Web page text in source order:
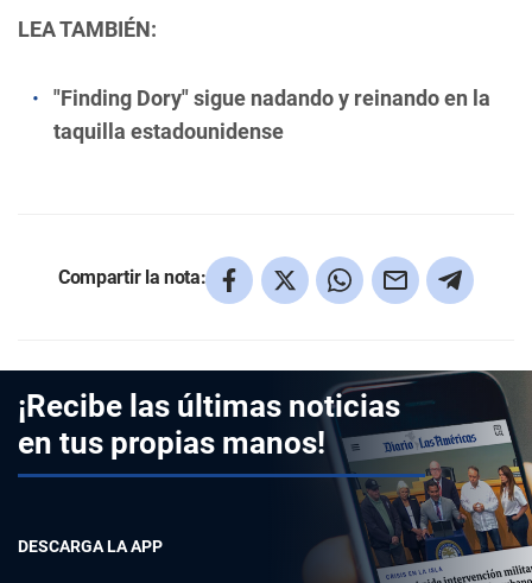
LEA TAMBIÉN:
"Finding Dory" sigue nadando y reinando en la
taquilla estadounidense
Compartir la nota:
¡Recibe las últimas noticias
en tus propias manos!
DESCARGA LA APP